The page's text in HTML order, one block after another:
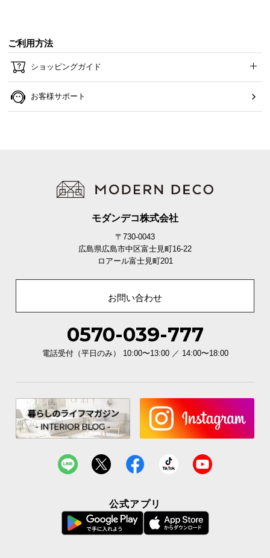
ご利用方法
ショッピングガイド
お客様サポート
モダンデコ株式会社
〒730-0043
広島県広島市中区富士見町16-22
ロアール富士見町201
お問い合わせ
0570-039-777
電話受付（平日のみ） 10:00〜13:00 ／ 14:00〜18:00
公式アプリ